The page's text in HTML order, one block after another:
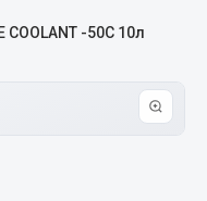
COOLANT -50С 10л